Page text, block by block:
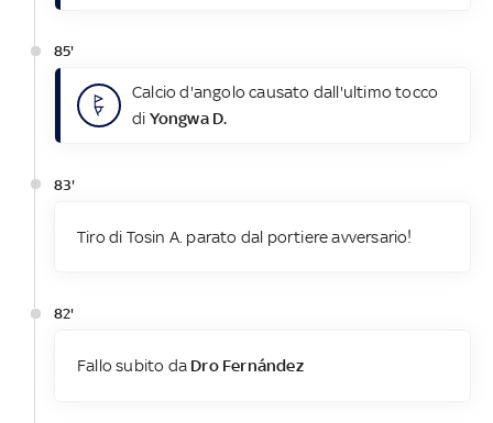
85'
Calcio d'angolo causato dall'ultimo tocco
di Yongwa D.
83'
Tiro di Tosin A. parato dal portiere avversario!
82'
Fallo subito da Dro Fernández